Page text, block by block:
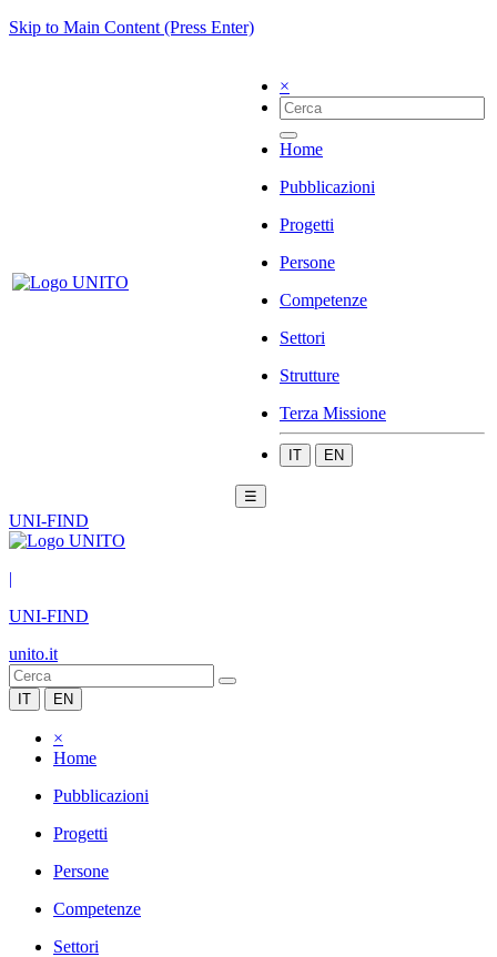
Skip to Main Content (Press Enter)
×
Home
Pubblicazioni
Progetti
Persone
Competenze
Settori
Strutture
Terza Missione
IT EN
☰
UNI-FIND
|
UNI-FIND
unito.it
IT EN
×
Home
Pubblicazioni
Progetti
Persone
Competenze
Settori